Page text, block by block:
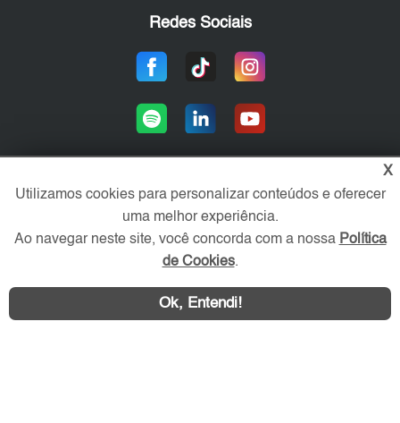
WhatsApp Contatar
Redes Sociais
Área exclusiva aos anunciantes,
acesse sua conta:
X
Utilizamos cookies para personalizar conteúdos e oferecer
uma melhor experiência.
Ao navegar neste site, você concorda com a nossa Política
de Cookies.
Ok, Entendi!